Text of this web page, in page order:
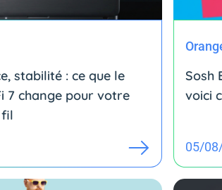
stabilité : ce que le
7 change pour votre
fil
Sosh
voici
05/